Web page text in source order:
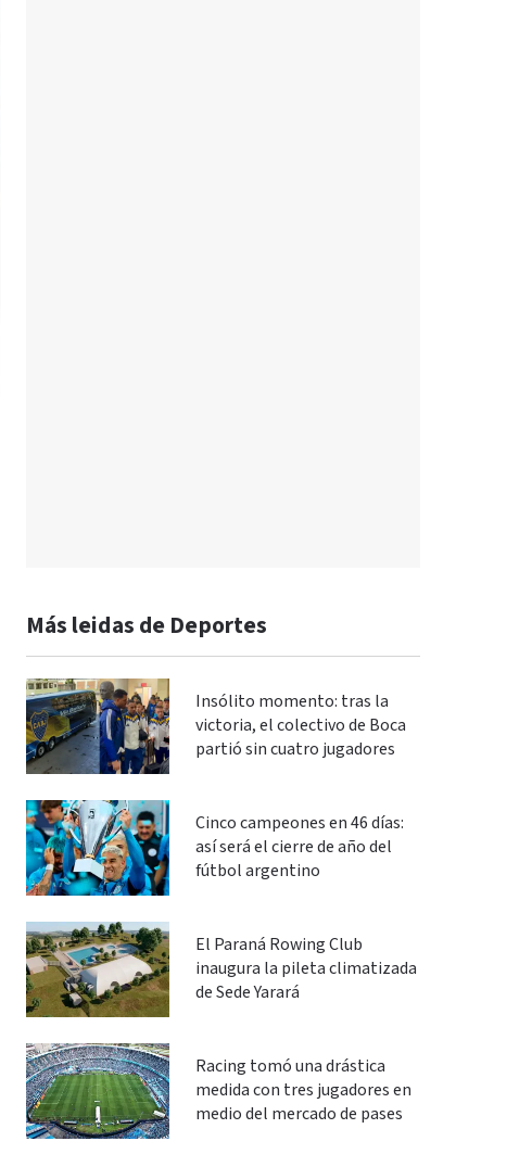
Más leidas de Deportes
Insólito momento: tras la
victoria, el colectivo de Boca
partió sin cuatro jugadores
Cinco campeones en 46 días:
así será el cierre de año del
fútbol argentino
El Paraná Rowing Club
inaugura la pileta climatizada
de Sede Yarará
Racing tomó una drástica
medida con tres jugadores en
medio del mercado de pases